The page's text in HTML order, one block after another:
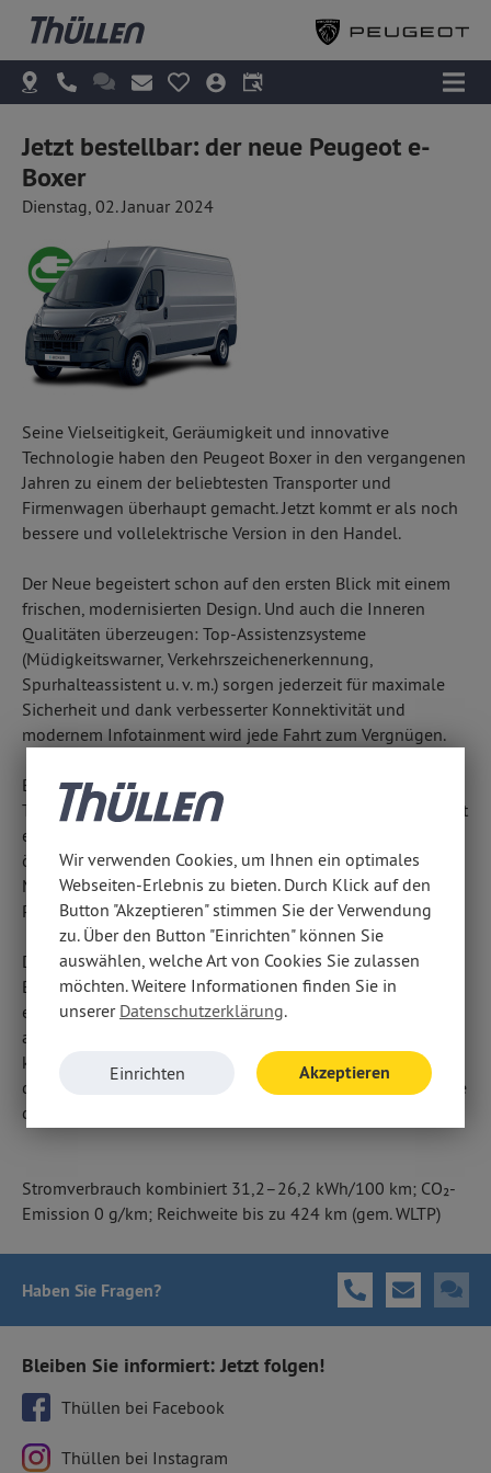
Jetzt bestellbar: der neue Peugeot e-
Boxer
Dienstag, 02. Januar 2024
Seine Vielseitigkeit, Geräumigkeit und innovative
Technologie haben den Peugeot Boxer in den vergangenen
Jahren zu einem der beliebtesten Transporter und
Firmenwagen überhaupt gemacht. Jetzt kommt er als noch
bessere und vollelektrische Version in den Handel.
Der Neue begeistert schon auf den ersten Blick mit einem
frischen, modernisierten Design. Und auch die Inneren
Qualitäten überzeugen: Top-Assistenzsysteme
(Müdigkeitswarner, Verkehrszeichenerkennung,
Spurhalteassistent u. v. m.) sorgen jederzeit für maximale
Sicherheit und dank verbesserter Konnektivität und
modernem Infotainment wird jede Fahrt zum Vergnügen.
Beeindruckend ist auch die Leistung des elektrischen
Transporters: Die neue, 110 kWh großen Batterie ermöglicht
eine Reichweite von bis zu gut 420 km. An einer
öffentlichen Ladesäule lässt sie sich in gerade mal 55
Minuten von null auf 80 % aufladen – damit ist der neue
Peugeot e-Boxer der perfekte Firmenwagen.
Der innovative Newcomer ist ab sofort bei uns bestellbar.
Besuchen Sie uns bei Thüllen in Aachen oder rufen Sie uns
einfach an. Unsere Mitarbeiter informieren Sie gerne
ausführlich über den neuen e-Boxer und beraten Sie
kompetent bei allen Schritten: Von der Finanzierung über
die Bestellung bis zur Versicherung – wir sind immer für Sie
da.
Stromverbrauch kombiniert 31,2–26,2 kWh/100 km; CO₂-
Emission 0 g/km; Reichweite bis zu 424 km (gem. WLTP)
Haben Sie Fragen?
Bleiben Sie informiert: Jetzt folgen!
Thüllen bei Facebook
Thüllen bei Instagram
Wir verwenden Cookies, um Ihnen ein optimales
Webseiten-Erlebnis zu bieten. Durch Klick auf den
Button "Akzeptieren" stimmen Sie der Verwendung
zu. Über den Button "Einrichten" können Sie
auswählen, welche Art von Cookies Sie zulassen
möchten. Weitere Informationen finden Sie in
unserer Datenschutzerklärung.
Einrichten Akzeptieren